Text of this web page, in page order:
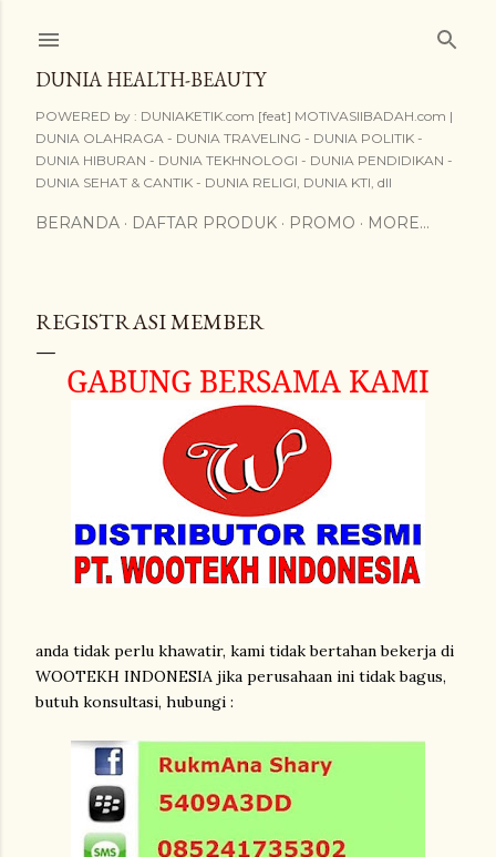
DUNIA HEALTH-BEAUTY
POWERED by : DUNIAKETIK.com [feat] MOTIVASIIBADAH.com |
DUNIA OLAHRAGA - DUNIA TRAVELING - DUNIA POLITIK -
DUNIA HIBURAN - DUNIA TEKHNOLOGI - DUNIA PENDIDIKAN -
DUNIA SEHAT & CANTIK - DUNIA RELIGI, DUNIA KTI, dll
BERANDA DAFTAR PRODUK PROMO MORE…
REGISTRASI MEMBER
GABUNG BERSAMA KAMI
anda tidak perlu khawatir, kami tidak bertahan bekerja di
WOOTEKH INDONESIA jika perusahaan ini tidak bagus,
butuh konsultasi, hubungi :